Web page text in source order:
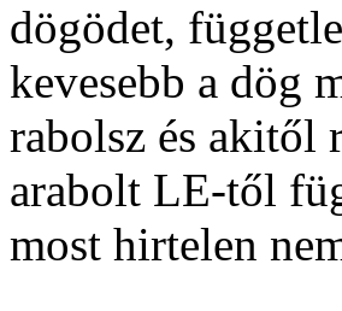
dögödet,
kevesebb a dög
rabolsz és akitől
arabolt LE-től
most hirtelen